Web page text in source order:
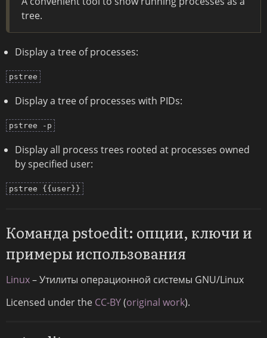
tree.
Display a tree of processes:
pstree
Display a tree of processes with PIDs:
pstree -p
Display all process trees rooted at processes owned
by specified user:
pstree {{user}}
Команда pstoedit: опции, ключи и
примеры использования
Linux– Утилиты операционной системы GNU/Linux
Licensed under the CC-BY(original work).